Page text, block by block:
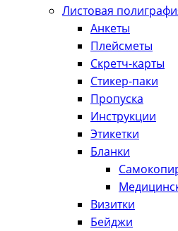
Листовая
Анкеты
Плейсметы
Скретч-карты
Стикер-паки
Пропуска
Инструкции
Этикетки
Бланки
Визитки
Бейджи